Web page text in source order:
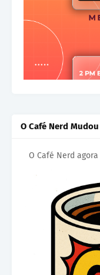
O Café Nerd Mudou
O Café Nerd